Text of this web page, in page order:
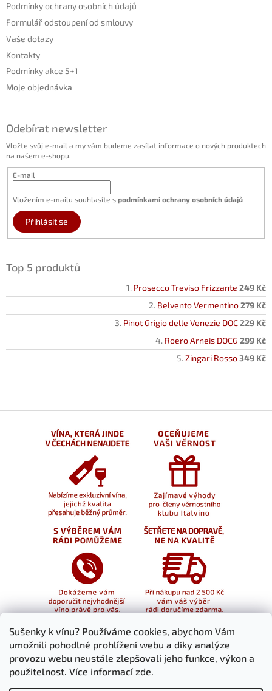
Sušenky k vínu? Používáme cookies, abychom Vám
umožnili pohodlné prohlížení webu a díky analýze
provozu webu neustále zlepšovali jeho funkce, výkon a
použitelnost. Více informacízde.
Podmínky ochrany osobních údajů
Formulář odstoupení od smlouvy
Vaše dotazy
Kontakty
Podmínky akce 5+1
Moje objednávka
Odebírat newsletter
Vložte svůj e-mail a my vám budeme zasílat informace o nových produktech
na našem e-shopu.
E-mail
Vložením e-mailu souhlasíte s podmínkami ochrany osobních údajů
Přihlásit se
Top 5 produktů
Prosecco Treviso Frizzante 249 Kč
Belvento Vermentino279 Kč
Pinot Grigio delle Venezie DOC229 Kč
Roero Arneis DOCG 299 Kč
Zingari Rosso349 Kč